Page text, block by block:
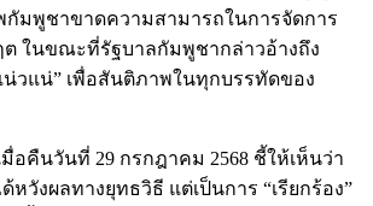
กัมพูชาขาดความสามารถในการจัดการ
ต ในขณะที่รัฐบาลกัมพูชากล่าวอ้างถึง
วแน่” เพื่อสันติภาพในทุกบรรทัดของ
อคืนวันที่ 29 กรกฎาคม 2568 ชี้ให้เห็นว่า
หวังผลทางยุทธวิธี แต่เป็นการ “เรียกร้อง”